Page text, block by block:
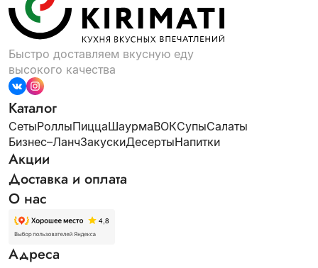
Быстро доставляем вкусную еду
высокого качества
Каталог
СетыРоллыПиццаШаурмаВОКСупыСалаты
Бизнес–ЛанчЗакускиДесертыНапитки
Акции
Доставка и оплата
О нас
Адреса